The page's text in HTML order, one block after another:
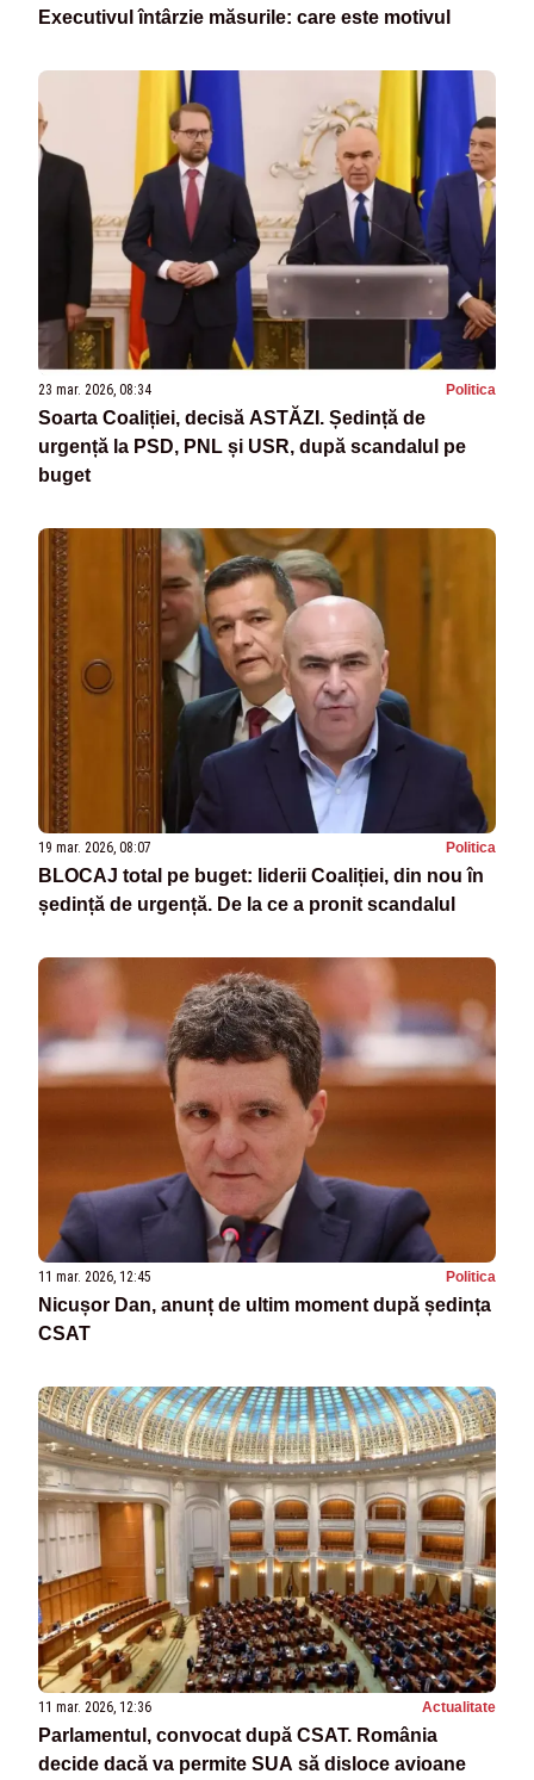
Executivul întârzie măsurile: care este motivul
23 mar. 2026, 08:34 Politica
Soarta Coaliției, decisă ASTĂZI. Ședință de
urgență la PSD, PNL și USR, după scandalul pe
buget
19 mar. 2026, 08:07 Politica
BLOCAJ total pe buget: liderii Coaliției, din nou în
ședință de urgență. De la ce a pronit scandalul
11 mar. 2026, 12:45 Politica
Nicușor Dan, anunț de ultim moment după ședința
CSAT
11 mar. 2026, 12:36 Actualitate
Parlamentul, convocat după CSAT. România
decide dacă va permite SUA să disloce avioane